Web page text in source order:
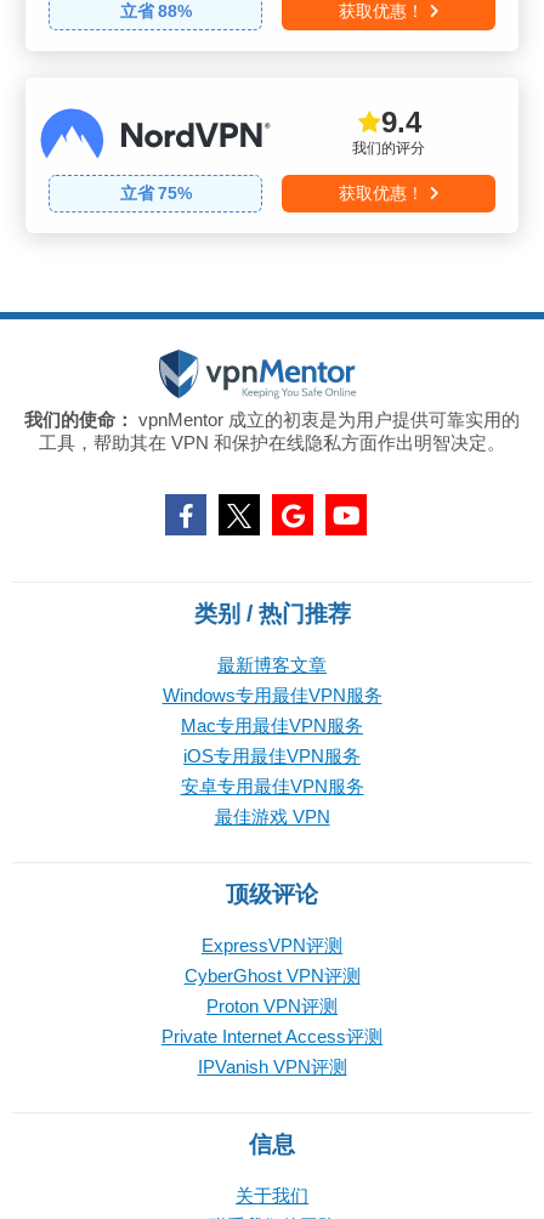
立省 88% 获取优惠！
我们的评分
9.4
立省 75% 获取优惠！
我们的使命： vpnMentor 成立的初衷是为用户提供可靠实用的
工具，帮助其在 VPN 和保护在线隐私方面作出明智决定。
类别 / 热门推荐
最新博客文章
Windows专用最佳VPN服务
Mac专用最佳VPN服务
iOS专用最佳VPN服务
安卓专用最佳VPN服务
最佳游戏 VPN
顶级评论
ExpressVPN评测
CyberGhost VPN评测
Proton VPN评测
Private Internet Access评测
IPVanish VPN评测
信息
关于我们